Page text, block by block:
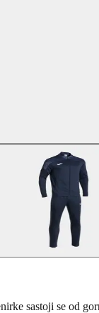
sastoji se od